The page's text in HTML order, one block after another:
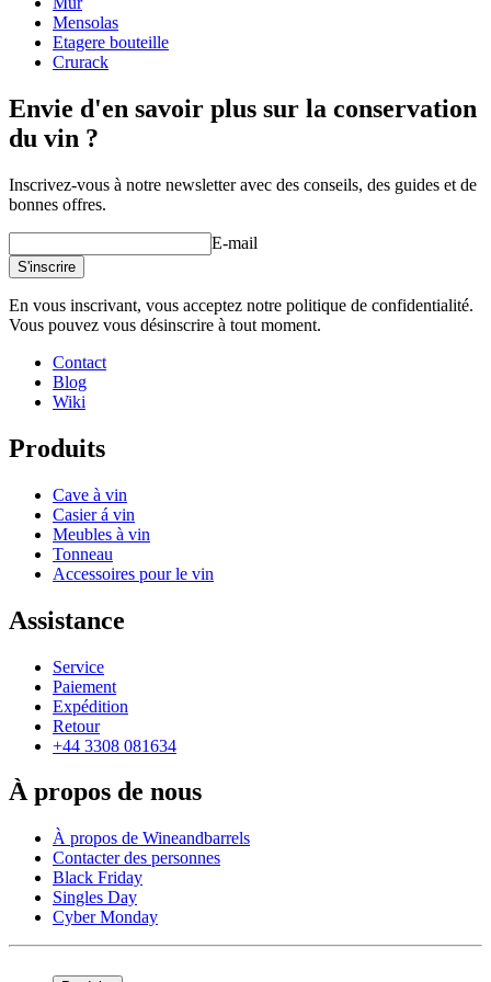
Poids (kg)
Mensolas
Etagere bouteille
Crurack
Envie d'en savoir plus sur la conservation
du vin ?
Inscrivez-vous à notre newsletter avec des conseils, des guides et de
bonnes offres.
E-mail
S'inscrire
En vous inscrivant, vous acceptez notre politique de confidentialité.
Vous pouvez vous désinscrire à tout moment.
Contact
Blog
Wiki
Produits
Cave à vin
Casier á vin
Meubles à vin
Tonneau
Accessoires pour le vin
Assistance
Service
Paiement
Expédition
Retour
+44 3308 081634
À propos de nous
À propos de Wineandbarrels
Contacter des personnes
Black Friday
Singles Day
Cyber Monday